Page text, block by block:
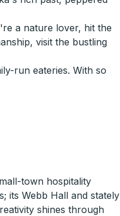
a nature lover, hit the
visit the bustling
run eateries. With so
town hospitality
its Webb Hall and stately
shines through